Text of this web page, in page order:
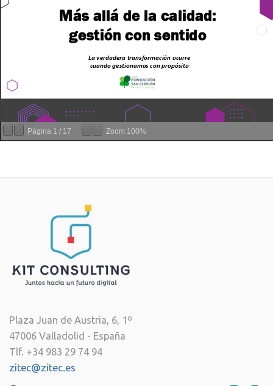
Página 1 / 17 Zoom 100%
Plaza Juan de Austria, 6, 1º
47006 Valladolid - España
Tlf. +34 983 29 74 94
zitec@zitec.es